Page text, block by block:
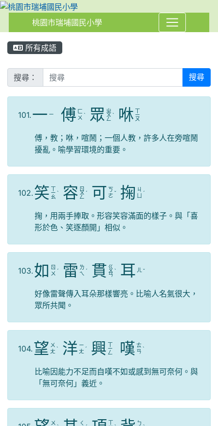
桃園市瑞埔國民小學
所有成語
搜尋： 搜尋
101. 一 ㄧ 傅 ㄈ
ㄨ ˋ 眾 ㄓ
ㄨ
ㄥ
ˋ 咻 ㄒ
ㄧ
ㄡ
傅，教；咻，喧鬧；一個人教，許多人在旁喧鬧
擾亂。喻學習環境的重要。
102. 笑 ㄒ
ㄧ
ㄠ
ˋ 容 ㄖ
ㄨ
ㄥ
ˊ 可 ㄎ
ㄜ ˇ 掬 ㄐ
ˊ
掬，用兩手捧取。形容笑容滿面的樣子。與「喜
形於色、笑逐顏開」相似。
103. 如 ㄖ
ㄨ ˊ 雷 ㄌ
ㄟ ˊ 貫 ㄍ
ㄨ
ㄢ
ˋ 耳 ㄦ ˇ
好像雷聲傳入耳朵那樣響亮。比喻人名氣很大，
眾所共聞。
104. 望 ㄨ
ㄤ ˋ 洋 ㄧ
ㄤ ˊ 興 ㄒ
ㄧ
ㄥ 嘆 ㄊ
ㄢ ˋ
比喻因能力不足而自嘆不如或感到無可奈何。與
「無可奈何」義近。
ㄨ
ㄑ
ㄒ
ㄅ